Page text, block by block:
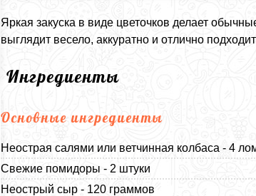
Яркая закуска в виде цветочков делает
выглядит весело, аккуратно и отлично
Ингредиенты
Основные ингредиенты
Неострая салями или ветчинная колбаса - 4
Свежие помидоры - 2 штуки
Неострый сыр - 120 граммов